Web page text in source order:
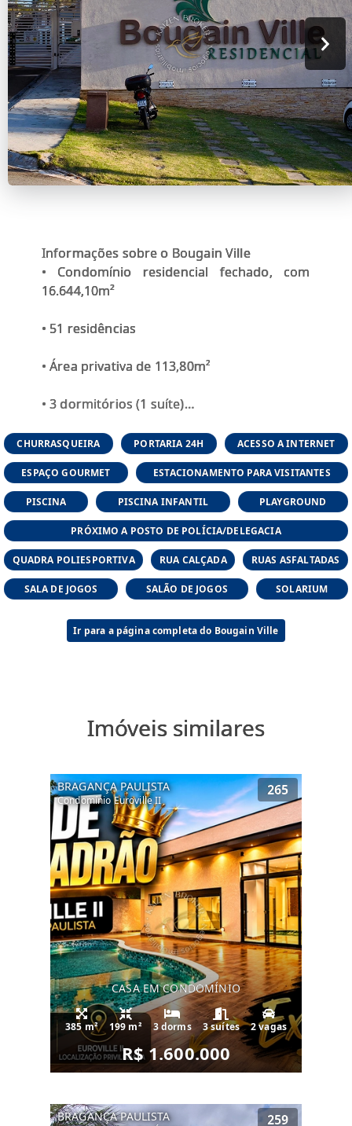
Informações sobre o Bougain Ville
• Condomínio residencial fechado, com
16.644,10m²
• 51 residências
• Área privativa de 113,80m²
• 3 dormitórios (1 suíte)
• Área privativa de 113,80m²
• 5.800 m² de área verde
• Localizado em uma área nobre da cidade
• Arquitetura contemporânea
• Área de lazer completa e segurança 24
• Quadra poliesportiva
• 2 Espaços Gourmet
• Churrasqueira
• Playground
• Estacionamento para visitantes
CHURRASQUEIRA PORTARIA 24H ACESSO A INTERNET
ESPAÇO GOURMET ESTACIONAMENTO PARA VISITANTES
PISCINA PISCINA INFANTIL PLAYGROUND
PRÓXIMO A POSTO DE POLÍCIA/DELEGACIA
QUADRA POLIESPORTIVA RUA CALÇADA RUAS ASFALTADAS
SALA DE JOGOS SALÃO DE JOGOS SOLARIUM
Ir para a página completa do Bougain Ville
Imóveis similares
BRAGANÇA PAULISTA
Condomínio Euroville II
265
CASA EM CONDOMÍNIO
385 m² 199 m² 3 dorms 3 suítes 2 vagas
R$ 1.600.000
BRAGANÇA PAULISTA 259